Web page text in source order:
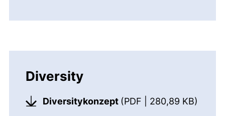
Diversity
Diversitykonzept (PDF | 280,89 KB)